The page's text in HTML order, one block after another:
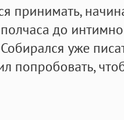
принимать,
до
уже
попробовать,